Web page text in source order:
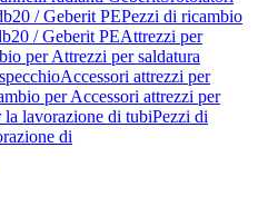
/ Geberit PEPezzi di ricambio
/ Geberit PEAttrezzi per
per Attrezzi per saldatura
Accessori attrezzi per
per Accessori attrezzi per
la lavorazione di tubiPezzi di
di